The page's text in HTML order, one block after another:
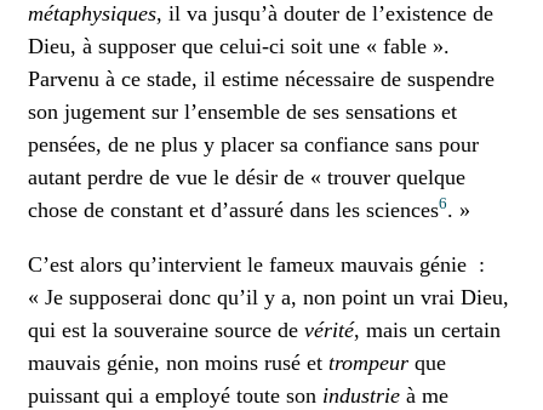
métaphysiques, il va jusqu’à douter de l’existence de
Dieu, à supposer que celui-ci soit une « fable ».
Parvenu à ce stade, il estime nécessaire de suspendre
son jugement sur l’ensemble de ses sensations et
pensées, de ne plus y placer sa confiance sans pour
autant perdre de vue le désir de « trouver quelque
chose de constant et d’assuré dans les sciences6. »
C’est alors qu’intervient le fameux mauvais génie :
« Je supposerai donc qu’il y a, non point un vrai Dieu,
qui est la souveraine source de vérité, mais un certain
mauvais génie, non moins rusé et trompeur que
puissant qui a employé toute son industrie à me